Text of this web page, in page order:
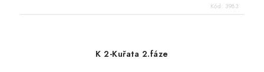
Kód: 3983
K 2-Kuřata 2.fáze